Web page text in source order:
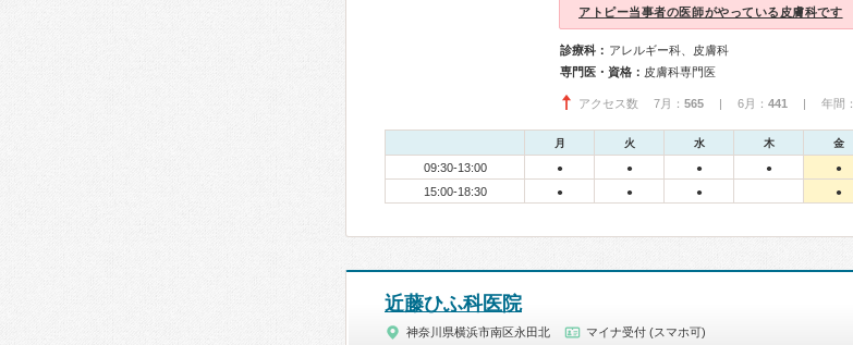
アトピー当事者の医師がやっている皮膚科です
診療科： アレルギー科、皮膚科
専門医・資格： 皮膚科専門医
アクセス数 7月： 565 | 6月： 441 | 年間：
月 火 水 木 金
09:30-13:00 ● ● ● ● ●
15:00-18:30 ● ● ● ●
近藤ひふ科医院
神奈川県横浜市南区永田北 マイナ受付 (スマホ可)